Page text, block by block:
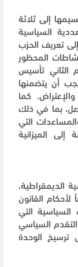
يمكن تقسيمها إلى ثلاثة
السياسية
تعريف الحزب
المحظور
الثاني تأسيس
أن يتضمنها
كما
بما في ذلك
التي
إلى الميزانية
الديمقراطية،
القانون
السياسية التي
السياسي
ترسيخ الوحدة